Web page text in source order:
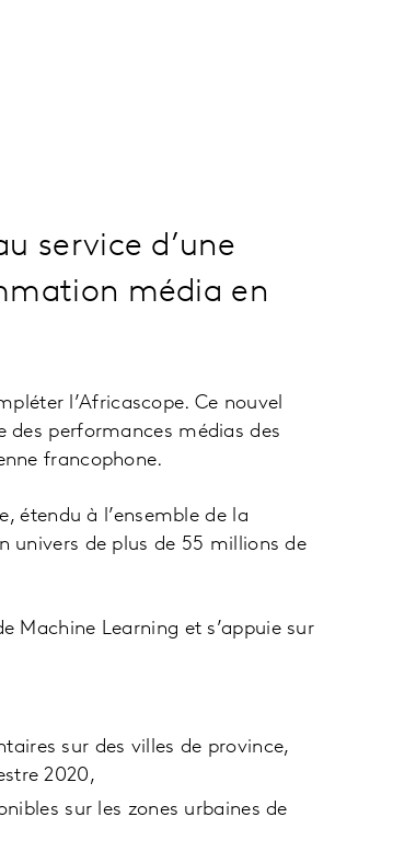
service d’une
média en
l’Africascope. Ce nouvel
performances médias des
francophone.
étendu à l’ensemble de la
univers de plus de 55 millions de
Machine Learning et s’appuie sur
sur des villes de province,
2020,
sur les zones urbaines de